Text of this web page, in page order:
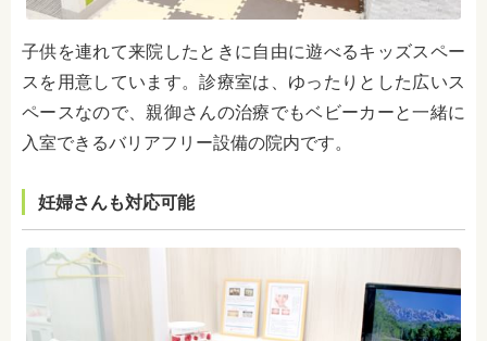
子供を連れて来院したときに自由に遊べるキッズスペー
スを用意しています。診療室は、ゆったりとした広いス
ペースなので、親御さんの治療でもベビーカーと一緒に
入室できるバリアフリー設備の院内です。
妊婦さんも対応可能